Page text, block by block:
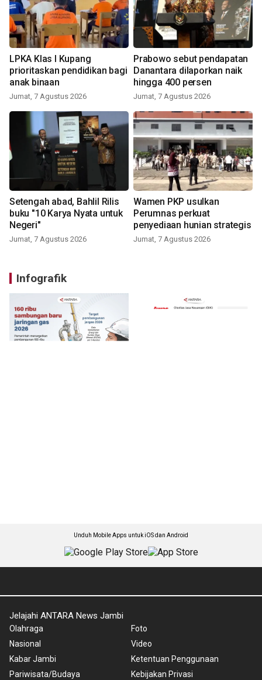
LPKA Klas I Kupang
prioritaskan pendidikan bagi
anak binaan
Jumat, 7 Agustus 2026
Prabowo sebut pendapatan
Danantara dilaporkan naik
hingga 400 persen
Jumat, 7 Agustus 2026
Setengah abad, Bahlil Rilis
buku "10 Karya Nyata untuk
Negeri"
Jumat, 7 Agustus 2026
Wamen PKP usulkan
Perumnas perkuat
penyediaan hunian strategis
Jumat, 7 Agustus 2026
Infografik
Unduh Mobile Apps untuk iOS dan Android
Jelajahi ANTARA News Jambi
Olahraga
Nasional
Kabar Jambi
Pariwisata/Budaya
Foto
Video
Ketentuan Penggunaan
Kebijakan Privasi